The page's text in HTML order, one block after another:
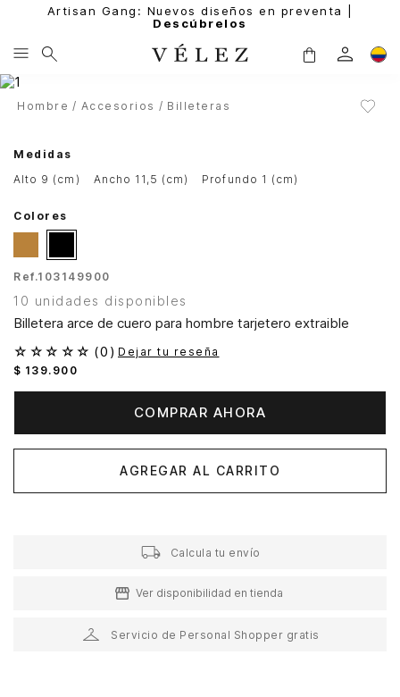
Artisan Gang: Nuevos diseños en preventa |
Descúbrelos
Hombre Accesorios Billeteras
Medidas
alto 9 (cm)
ancho 11,5 (cm) profundo 1 (cm)
Colores
Ref.103149900
10 unidades disponibles
Billetera arce de cuero para hombre tarjetero extraible
☆ ☆ ☆ ☆ ☆ (0 ) Dejar tu reseña
$ 139. 900
COMPRAR AHORA
AGREGAR AL CARRITO
Calcula tu envío
Ver disponibilidad en tienda
Servicio de Personal Shopper gratis